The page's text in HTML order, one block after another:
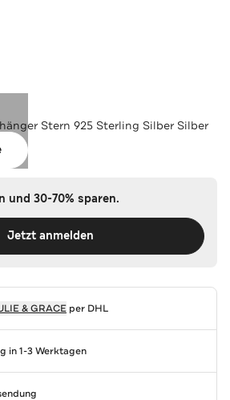
Stern 925 Sterling Silber Silber
und 30-70% sparen.
Jetzt anmelden
& GRACEper DHL
in 1-3 Werktagen